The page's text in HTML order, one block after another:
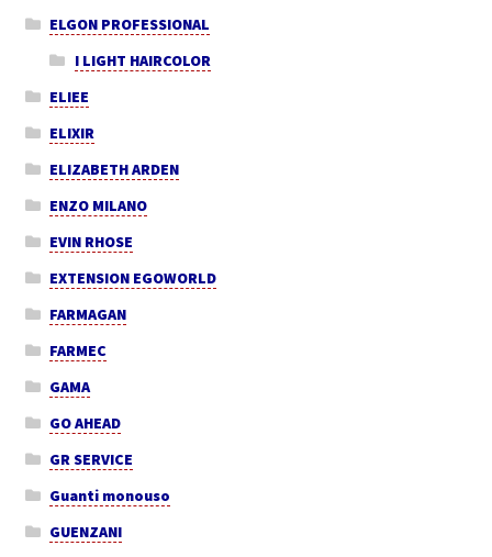
ELGON PROFESSIONAL
I LIGHT HAIRCOLOR
ELIEE
ELIXIR
ELIZABETH ARDEN
ENZO MILANO
EVIN RHOSE
EXTENSION EGOWORLD
FARMAGAN
FARMEC
GAMA
GO AHEAD
GR SERVICE
Guanti monouso
GUENZANI